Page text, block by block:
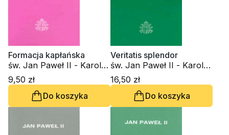
Formacja kapłańska
św. Jan Paweł II - Karol
Wojtyła
9,50 zł
Do koszyka
Veritatis splendor
św. Jan Paweł II - Karol
Wojtyła
16,50 zł
Do koszyka